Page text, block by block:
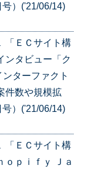
）('21/06/14)
「ＥＣサイト構
ンタビュー「ク
ターファクト
件数や規模拡
）('21/06/14)
「ＥＣサイト構
ｏｐｉｆｙ Ｊａ